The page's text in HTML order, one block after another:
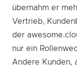
übernahm er
Vertrieb,
der
nur ein
Andere Kunden,